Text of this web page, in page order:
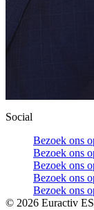
Social
Bezoek ons
Bezoek ons
Bezoek ons
Bezoek ons
Bezoek ons
© 2026 Euractiv ES